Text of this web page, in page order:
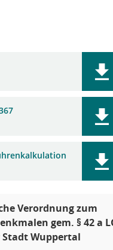
Verordnung zum
gem. § 42 a
Stadt Wuppertal